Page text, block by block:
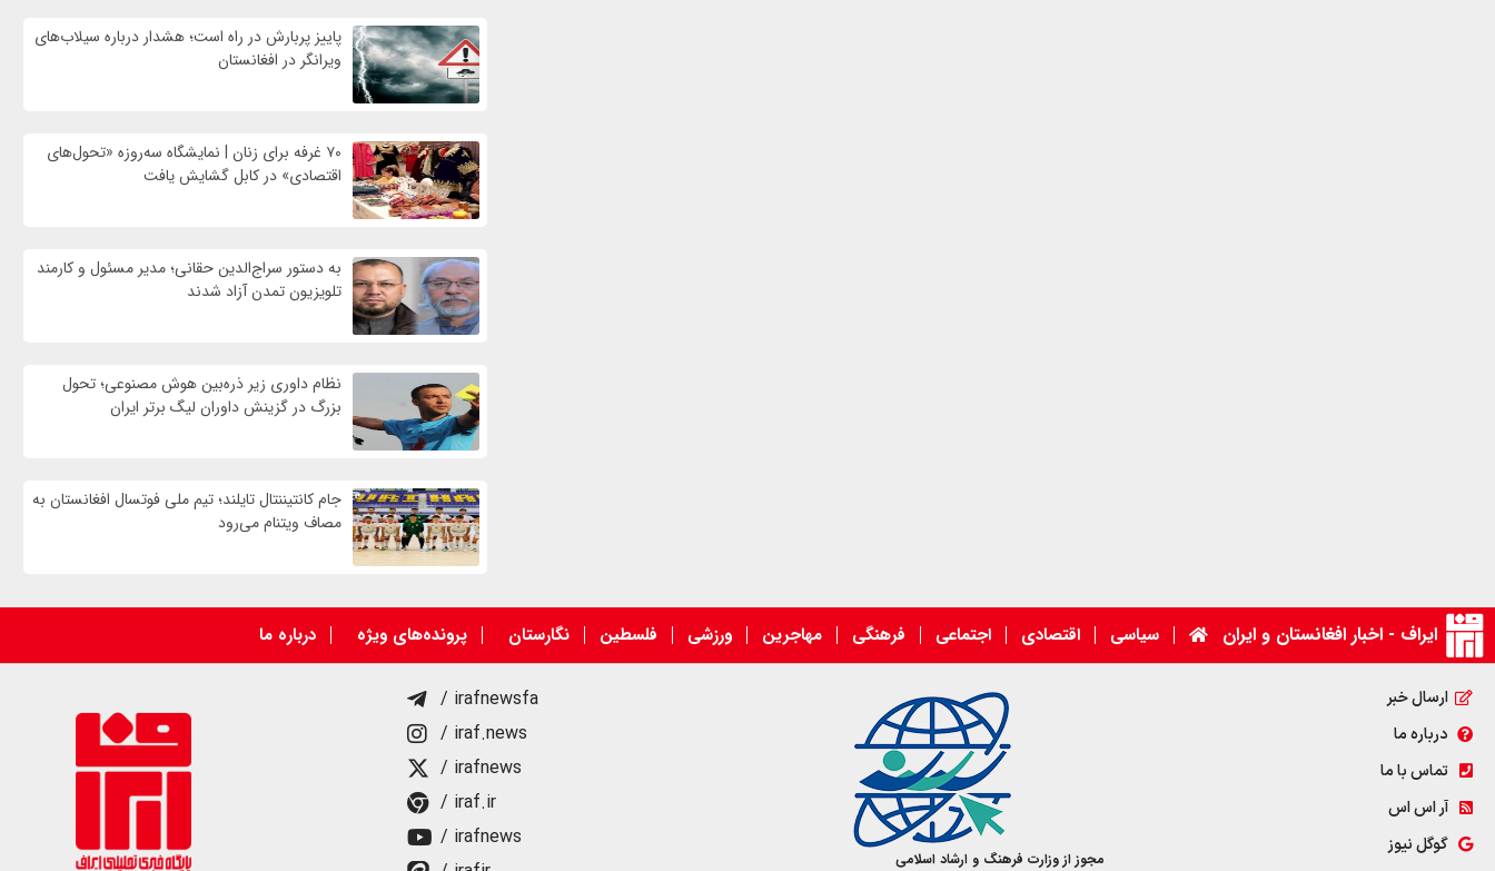
پاییز پربارش در راه است؛ هشدار درباره سیلاب‌های
ویرانگر در افغانستان
۷۰ غرفه برای زنان | نمایشگاه سه‌روزه «تحول‌های
اقتصادی» در کابل گشایش یافت
به دستور سراج‌الدین حقانی؛ مدیر مسئول و کارمند
تلویزیون تمدن آزاد شدند
نظام داوری زیر ذره‌بین هوش مصنوعی؛ تحول
بزرگ در گزینش داوران لیگ برتر ایران
جام کانتیننتال تایلند؛ تیم ملی فوتسال افغانستان به
مصاف ویتنام می‌رود
ایراف - اخبار افغانستان و ایران سیاسی اقتصادی اجتماعی فرهنگی مهاجرین ورزشی فلسطین نگارستان پرونده‌های ویژه درباره ما
ارسال خبر
درباره ما
تماس با ما
آر اس اس
گوگل نیوز
مجوز از وزارت فرهنگ و ارشاد اسلامی
/ irafnewsfa
/ iraf.news
/ irafnews
/ iraf.ir
/ irafnews